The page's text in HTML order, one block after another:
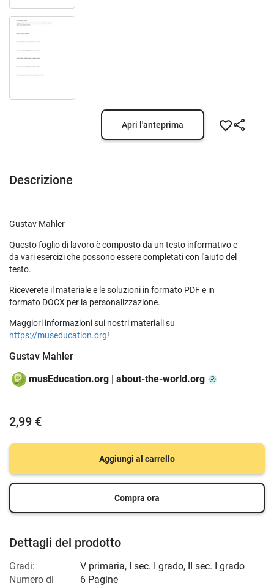
Apri l'anteprima
Descrizione
Gustav Mahler
Questo foglio di lavoro è composto da un testo informativo e
da vari esercizi che possono essere completati con l'aiuto del
testo.
Riceverete il materiale e le soluzioni in formato PDF e in
formato DOCX per la personalizzazione.
Maggiori informazioni sui nostri materiali su
https://museducation.org!
Gustav Mahler
musEducation.org | about-the-world.org
2,99 €
Aggiungi al carrello
Compra ora
Dettagli del prodotto
Gradi: V primaria, I sec. I grado, II sec. I grado
Numero di
6 Pagine